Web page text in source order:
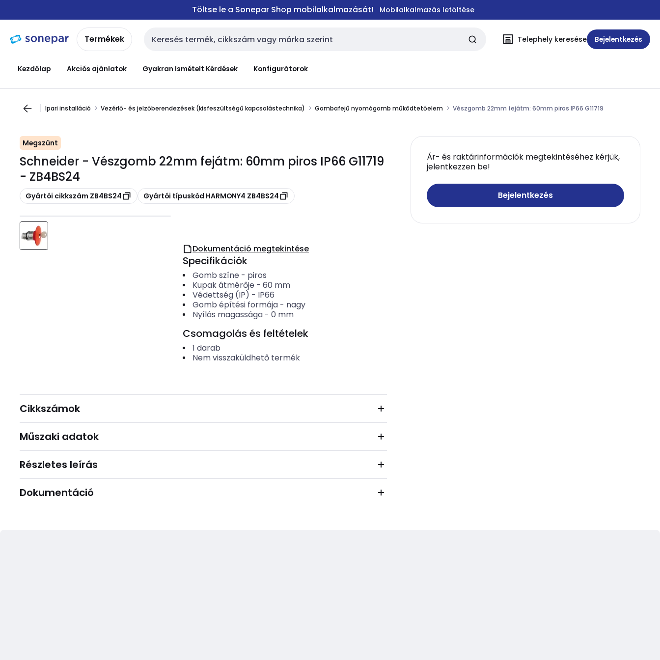
navigációhoztartalomra
Töltse le a Sonepar Shop mobilalkalmazását! Mobilalkalmazás letöltése
Termékek Keresési bemenet Telephely keresése Bejelentkezés
Kezdőlap Akciós ajánlatok Gyakran Ismételt Kérdések Konfigurátorok
Ipari installáció Vezérlő- és jelzőberendezések (kisfeszültségű kapcsolástechnika) Gombafejű nyomógomb működtetőelem Vészgomb 22mm fejátm: 60mm piros IP66 G11719
Megszűnt
Schneider - Vészgomb 22mm fejátm: 60mm piros IP66 G11719
- ZB4BS24
Másolás
Gyártói cikkszám ZB4BS24 Másolás
Gyártói típuskód HARMONY4 ZB4BS24
Ár- és raktárinformációk megtekintéséhez kérjük,
jelentkezzen be!
Bejelentkezés
Dokumentáció megtekintése
Specifikációk
Gomb színe - piros
Kupak átmérője - 60 mm
Védettség (IP) - IP66
Gomb építési formája- nagy
Nyílás magassága- 0 mm
Csomagolás és feltételek
1 darab
Nem visszaküldhető termék
Cikkszámok
Műszaki adatok
Részletes leírás
Dokumentáció